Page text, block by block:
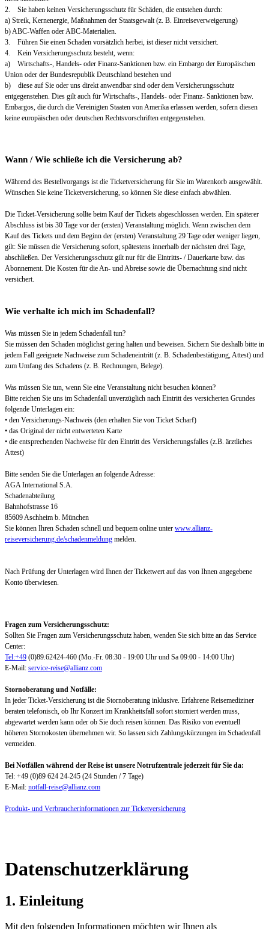
2. Sie haben keinen Versicherungsschutz für Schäden, die entstehen durch:
a) Streik, Kernenergie, Maßnahmen der Staatsgewalt (z. B. Einreiseverweigerung)
b) ABC-Waffen oder ABC-Materialien.
3. Führen Sie einen Schaden vorsätzlich herbei, ist dieser nicht versichert.
4. Kein Versicherungsschutz besteht, wenn:
a) Wirtschafts-, Handels- oder Finanz-Sanktionen bzw. ein Embargo der Europäischen
Union oder der Bundesrepublik Deutschland bestehen und
b) diese auf Sie oder uns direkt anwendbar sind oder dem Versicherungsschutz
entgegenstehen. Dies gilt auch für Wirtschafts-, Handels- oder Finanz- Sanktionen bzw.
Embargos, die durch die Vereinigten Staaten von Amerika erlassen werden, sofern diesen
keine europäischen oder deutschen Rechtsvorschriften entgegenstehen.
Wann / Wie schließe ich die Versicherung ab?
Während des Bestellvorgangs ist die Ticketversicherung für Sie im Warenkorb ausgewählt.
Wünschen Sie keine Ticketversicherung, so können Sie diese einfach abwählen.
Die Ticket-Versicherung sollte beim Kauf der Tickets abgeschlossen werden. Ein späterer
Abschluss ist bis 30 Tage vor der (ersten) Veranstaltung möglich. Wenn zwischen dem
Kauf des Tickets und dem Beginn der (ersten) Veranstaltung 29 Tage oder weniger liegen,
gilt: Sie müssen die Versicherung sofort, spätestens innerhalb der nächsten drei Tage,
abschließen. Der Versicherungsschutz gilt nur für die Eintritts- / Dauerkarte bzw. das
Abonnement. Die Kosten für die An- und Abreise sowie die Übernachtung sind nicht
versichert.
Wie verhalte ich mich im Schadenfall?
Was müssen Sie in jedem Schadenfall tun?
Sie müssen den Schaden möglichst gering halten und beweisen. Sichern Sie deshalb bitte in
jedem Fall geeignete Nachweise zum Schadeneintritt (z. B. Schadenbestätigung, Attest) und
zum Umfang des Schadens (z. B. Rechnungen, Belege).
Was müssen Sie tun, wenn Sie eine Veranstaltung nicht besuchen können?
Bitte reichen Sie uns im Schadenfall unverzüglich nach Eintritt des versicherten Grundes
folgende Unterlagen ein:
• den Versicherungs-Nachweis (den erhalten Sie von Ticket Scharf)
• das Original der nicht entwerteten Karte
• die entsprechenden Nachweise für den Eintritt des Versicherungsfalles (z.B. ärztliches
Attest)
Bitte senden Sie die Unterlagen an folgende Adresse:
AGA International S.A.
Schadenabteilung
Bahnhofstrasse 16
85609 Aschheim b. München
Sie können Ihren Schaden schnell und bequem online unter www.allianz-
reiseversicherung.de/schadenmeldung melden.
Nach Prüfung der Unterlagen wird Ihnen der Ticketwert auf das von Ihnen angegebene
Konto überwiesen.
Fragen zum Versicherungsschutz:
Sollten Sie Fragen zum Versicherungsschutz haben, wenden Sie sich bitte an das Service
Center:
Tel:+49 (0)89.62424-460 (Mo.-Fr. 08:30 - 19:00 Uhr und Sa 09:00 - 14:00 Uhr)
E-Mail: service-reise@allianz.com
Stornoberatung und Notfälle:
In jeder Ticket-Versicherung ist die Stornoberatung inklusive. Erfahrene Reisemediziner
beraten telefonisch, ob Ihr Konzert im Krankheitsfall sofort storniert werden muss,
abgewartet werden kann oder ob Sie doch reisen können. Das Risiko von eventuell
höheren Stornokosten übernehmen wir. So lassen sich Zahlungskürzungen im Schadenfall
vermeiden.
Bei Notfällen während der Reise ist unsere Notrufzentrale jederzeit für Sie da:
Tel: +49 (0)89 624 24-245 (24 Stunden / 7 Tage)
E-Mail: notfall-reise@allianz.com
Produkt- und Verbraucherinformationen zur Ticketversicherung
Datenschutzerklärung
1. Einleitung
Mit den folgenden Informationen möchten wir Ihnen als